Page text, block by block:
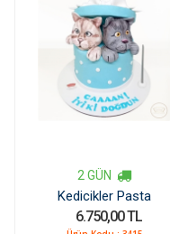
2 GÜN
Kedicikler Pasta
6.750,00 TL